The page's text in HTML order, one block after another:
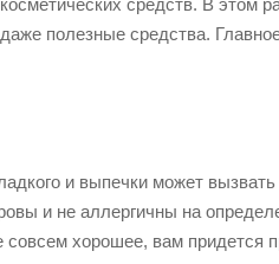
средств. В этом
полезные средства.
и выпечки может
и не аллергичны на
хорошее, вам придется